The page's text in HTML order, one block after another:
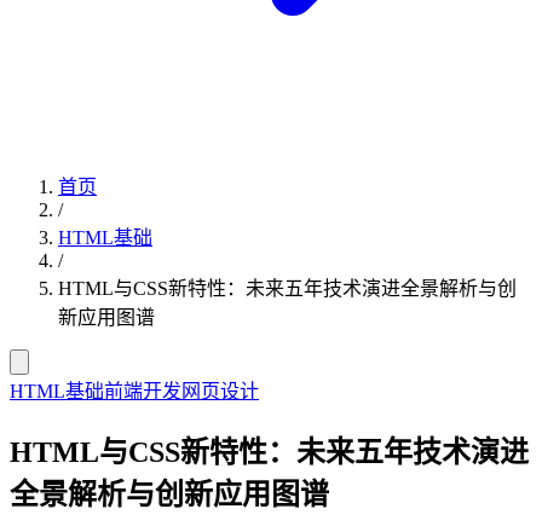
首页
/
HTML基础
/
HTML与CSS新特性：未来五年技术演进全景解析与创
新应用图谱
HTML基础前端开发 网页设计
HTML与CSS新特性：未来五年技术演进
全景解析与创新应用图谱